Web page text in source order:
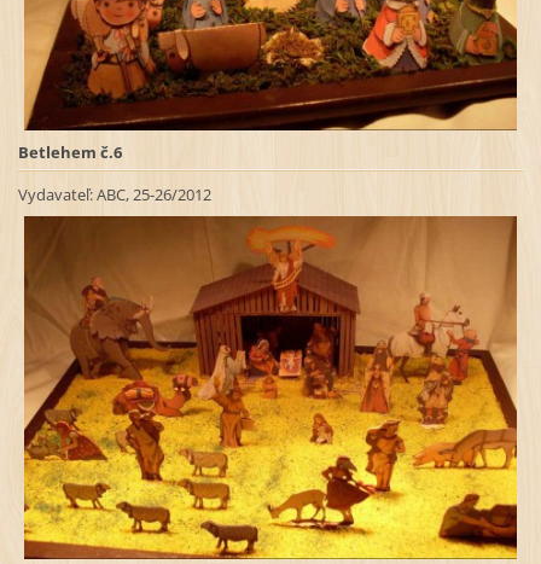
Betlehem č.6
Vydavateľ:ABC, 25-26/2012